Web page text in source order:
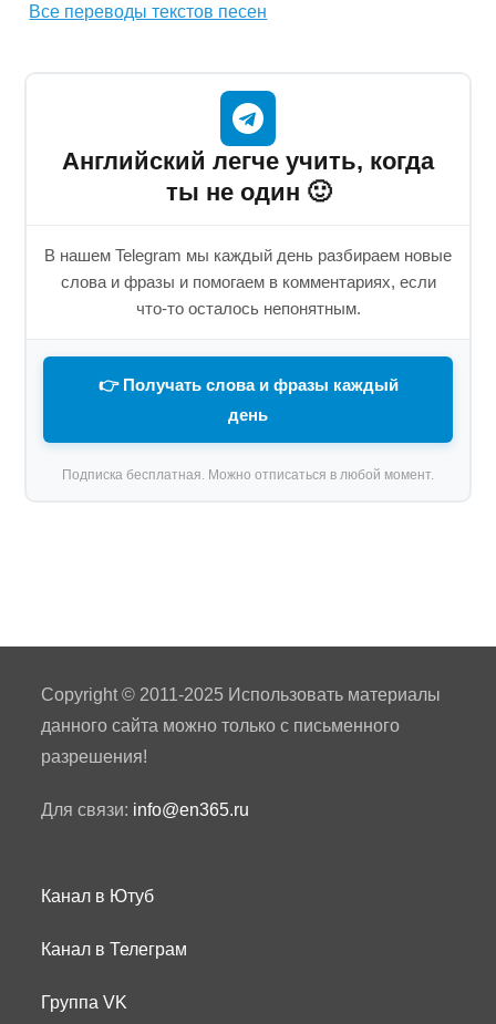
Все переводы текстов песен
Английский легче учить, когда
ты не один 🙂
В нашем Telegram мы каждый день разбираем новые
слова и фразы и помогаем в комментариях, если
что-то осталось непонятным.
👉 Получать слова и фразы каждый
день
Подписка бесплатная. Можно отписаться в любой момент.
Copyright © 2011-2025 Использовать материалы
данного сайта можно только с письменного
разрешения!
Для связи: info@en365.ru
Канал в Ютуб
Канал в Телеграм
Группа VK